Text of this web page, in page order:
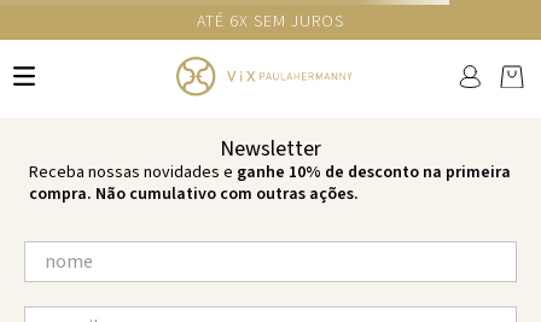
GANHE 10% NA PRIMEIRA COMPRA COM O CUPOM NEWS10
não encontramos resultados para: